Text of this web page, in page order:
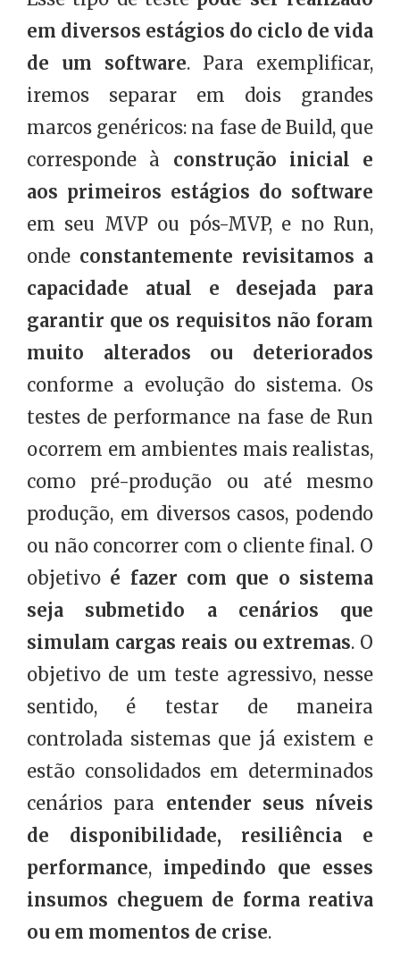
em diversos estágios do ciclo de vida
de um software. Para exemplificar,
iremos separar em dois grandes
marcos genéricos: na fase de Build, que
corresponde à construção inicial e
aos primeiros estágios do software
em seu MVP ou pós-MVP, e no Run,
onde constantemente revisitamos a
capacidade atual e desejada para
garantir que os requisitos não foram
muito alterados ou deteriorados
conforme a evolução do sistema. Os
testes de performance na fase de Run
ocorrem em ambientes mais realistas,
como pré-produção ou até mesmo
produção, em diversos casos, podendo
ou não concorrer com o cliente final. O
objetivo é fazer com que o sistema
seja submetido a cenários que
simulam cargas reais ou extremas. O
objetivo de um teste agressivo, nesse
sentido, é testar de maneira
controlada sistemas que já existem e
estão consolidados em determinados
cenários para entender seus níveis
de disponibilidade, resiliência e
performance, impedindo que esses
insumos cheguem de forma reativa
ou em momentos de crise.